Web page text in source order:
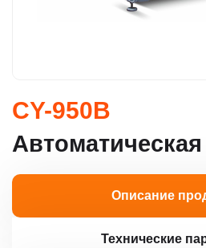
CY-950B
Описание
Технические